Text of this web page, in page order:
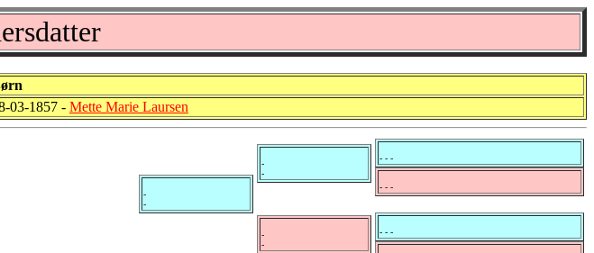
03-1857 - Mette Marie Laursen
-
-
-
-
-
-
- - -
- - -
- - -